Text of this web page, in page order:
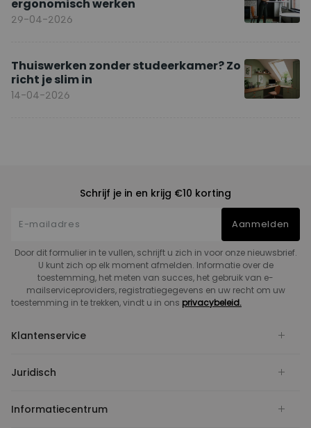
ergonomisch werken
29-04-2026
Thuiswerken zonder studeerkamer? Zo
richt je slim in
14-04-2026
Schrijf je in en krijg €10 korting
Aanmelden
Door dit formulier in te vullen, schrijft u zich in voor onze nieuwsbrief.
U kunt zich op elk moment afmelden. Informatie over de
toestemming, het meten van succes, het gebruik van e-
mailserviceproviders, registratiegegevens en uw recht om uw
toestemming in te trekken, vindt u in ons privacybeleid.
Klantenservice
Juridisch
Informatiecentrum